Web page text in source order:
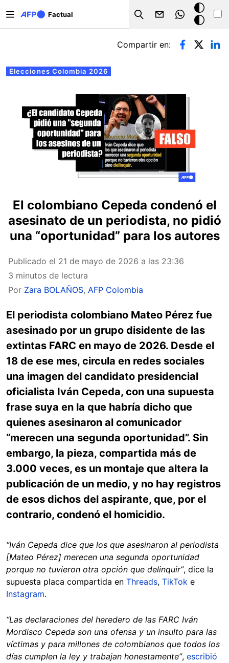
Factual
Search
Modo
oscuro
Solapas principales
Elecciones Colombia 2026
Compartir en:
El colombiano Cepeda condenó el
asesinato de un periodista, no pidió
una “oportunidad” para los autores
Publicado el 21 de mayo de 2026 a las 23:36
3 minutos de lectura
Por Zara BOLAÑOS, AFP Colombia
El periodista colombiano Mateo Pérez fue
asesinado por un grupo disidente de las
extintas FARC en mayo de 2026. Desde el
18 de ese mes, circula en redes sociales
una imagen del candidato presidencial
oficialista Iván Cepeda, con una supuesta
frase suya en la que habría dicho que
quienes asesinaron al comunicador
“merecen una segunda oportunidad”. Sin
embargo, la pieza, compartida más de
3.000 veces, es un montaje que altera la
publicación de un medio, y no hay registros
de esos dichos del aspirante, que, por el
contrario, condenó el homicidio.
“Iván Cepeda dice que los que asesinaron al periodista
[Mateo Pérez] merecen una segunda oportunidad
porque no tuvieron otra opción que delinquir”, dice la
supuesta placa compartida en Threads, TikTok e
Instagram.
“Las declaraciones del heredero de las FARC Iván
Mordisco Cepeda son una ofensa y un insulto para las
víctimas y para millones de colombianos que todos los
días cumplen la ley y trabajan honestamente”, escribió